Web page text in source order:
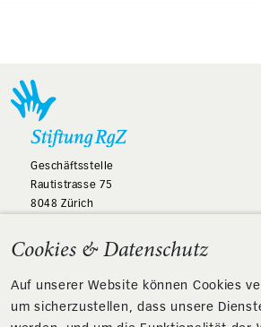
Geschäftsstelle
Rautistrasse 75
8048 Zürich
058 307 10 11
info@stiftung-rgz.ch
Cookies & Datenschutz
Auf unserer Website können Cookies
um sicherzustellen, dass unsere